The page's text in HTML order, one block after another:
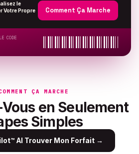
le
Votre Propre
Comment Ça Marche
CODE
ÇA MARCHE
en Seulement
Simples
AI Trouver Mon Forfait →